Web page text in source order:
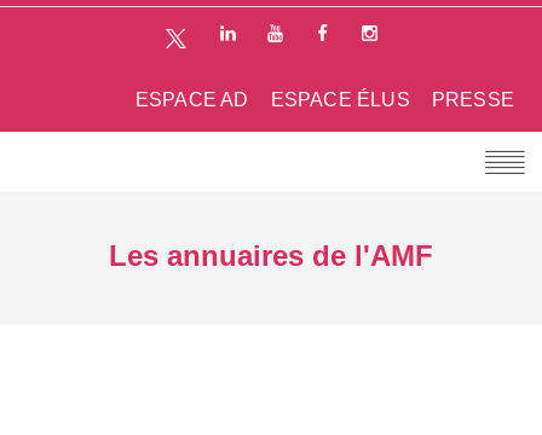
PRESSE
ESPACE ÉLUS
ESPACE AD
Les annuaires de l'AMF